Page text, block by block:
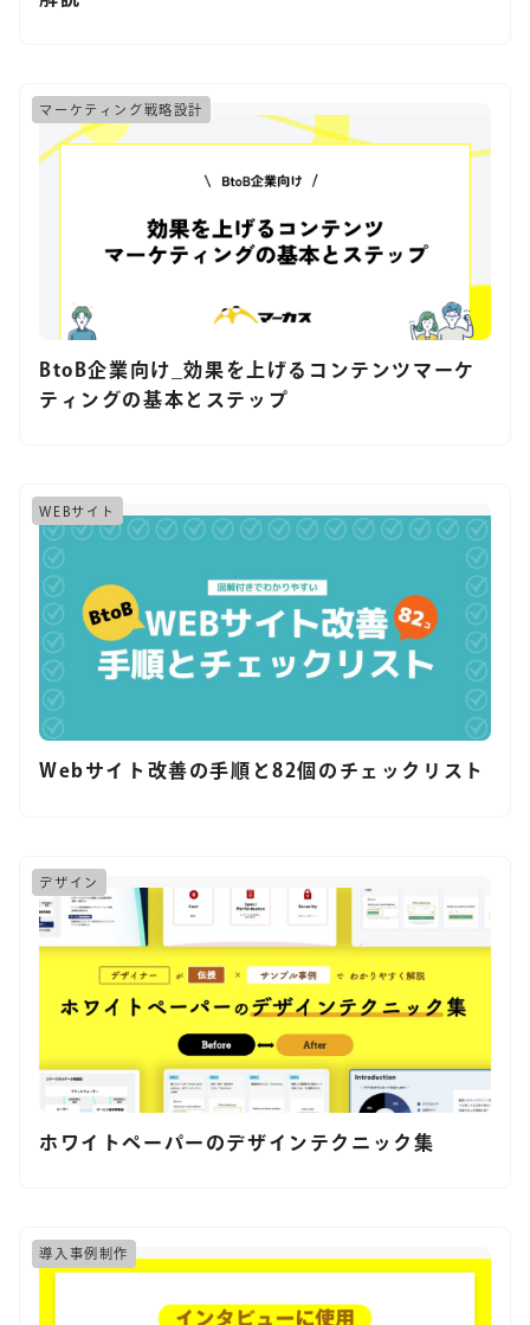
マーケティング戦略設計
BtoB企業向け_効果を上げるコンテンツマーケ
ティングの基本とステップ
WEBサイト
Webサイト改善の手順と82個のチェックリスト
デザイン
ホワイトペーパーのデザインテクニック集
導入事例制作